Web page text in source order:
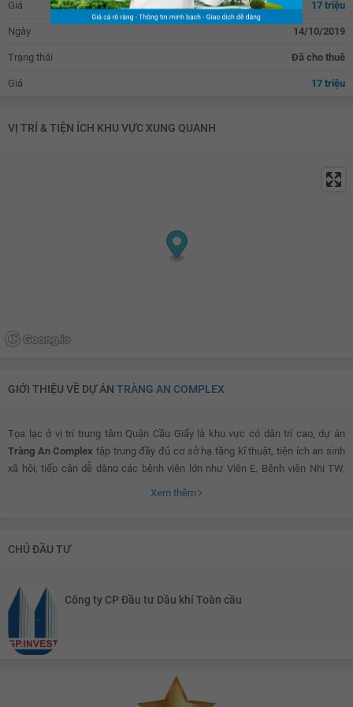
Lò nướng Tủ bếp
Máy rửa bát
Bồn rửa bát đôi
Vòi hoa sen
Tủ giầy
Kho chứa đồ Đèn ốp trần nhà tắm
Cửa nhôm kính Đèn ốp trần ban công
Giá 17 triệu
Ngày 14/10/2019
Trạng thái Đã cho thuê
Giá 17 triệu
VỊ TRÍ & TIỆN ÍCH KHU VỰC XUNG QUANH
GIỚI THIỆU VỀ DỰ ÁN TRÀNG AN COMPLEX
Tọa lạc ở vị trí trung tâm Quận Cầu Giấy là khu vực có dân trí cao, dự án
Tràng An Complex tập trung đầy đủ cơ sở hạ tầng kĩ thuật, tiện ích an sinh
xã hội, tiếp cận dễ dàng các bệnh viện lớn như Viện E, Bệnh viện Nhi TW,
thể dục thể thao cùng trung tâm chăm sóc sức khỏe gần dự án mang đến
cuộc sống tiện lợi và thoải mái.
Chỉ cách Hồ Tây gần 1,2 km nên cư dân có thể dễ dàng ngắm toàn cảnh
thành phố và tận hưởng gió mát trong lành.
Xem thêm
CHỦ ĐẦU TƯ
Công ty CP Đầu tư Dầu khí Toàn cầu